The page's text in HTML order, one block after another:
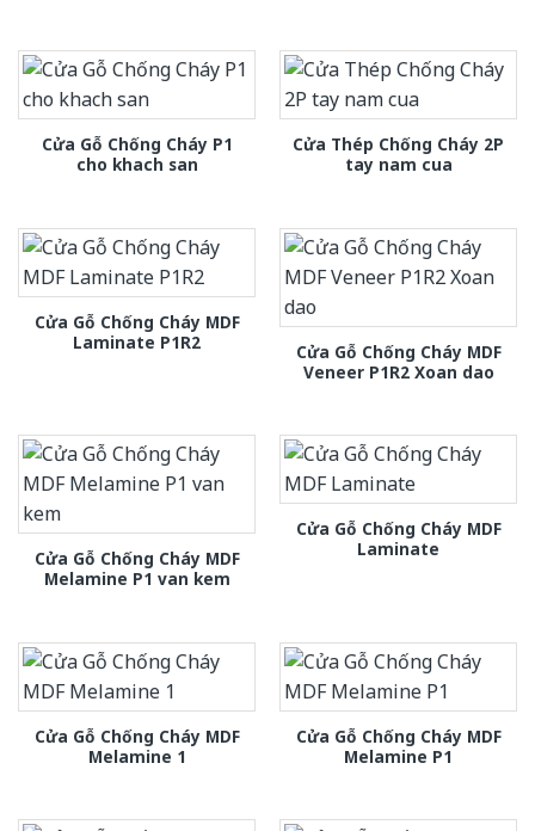
Cửa Gỗ Chống Cháy P1
cho khach san
Cửa Thép Chống Cháy 2P
tay nam cua
Cửa Gỗ Chống Cháy MDF
Laminate P1R2
Cửa Gỗ Chống Cháy MDF
Veneer P1R2 Xoan dao
Cửa Gỗ Chống Cháy MDF
Melamine P1 van kem
Cửa Gỗ Chống Cháy MDF
Laminate
Cửa Gỗ Chống Cháy MDF
Melamine 1
Cửa Gỗ Chống Cháy MDF
Melamine P1